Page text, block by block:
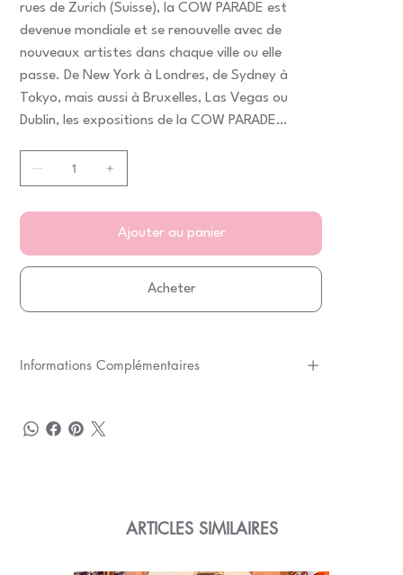
rues de Zurich (Suisse), la COW PARADE est
devenue mondiale et se renouvelle avec de
nouveaux artistes dans chaque ville ou elle
passe. De New York à Londres, de Sydney à
Tokyo, mais aussi à Bruxelles, Las Vegas ou
Dublin, les expositions de la COW PARADE
de chaque exposition, la plupart des vaches sont
vendues aux enchères au profit d'oeuvres
carritatives.
Ajouter au panier
Acheter
Informations Complémentaires
ARTICLES SIMILAIRES